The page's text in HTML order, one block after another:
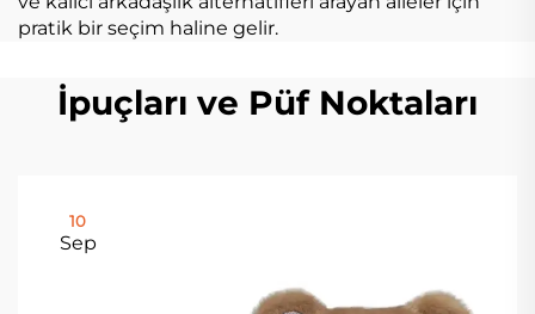
pratik bir seçim haline gelir.
İpuçları ve Püf Noktaları
10
Sep